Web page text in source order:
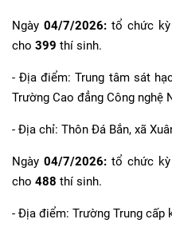
Ngày 04/7/2026:tổ chức kỳ
cho 399 thí sinh.
- Địa điểm: Trung tâm sát
Trường Cao đẳng Công nghệ
- Địa chỉ: Thôn Đá Bắn, xã
Ngày 04/7/2026:tổ chức kỳ
cho 488 thí sinh.
- Địa điểm: Trường Trung cấp